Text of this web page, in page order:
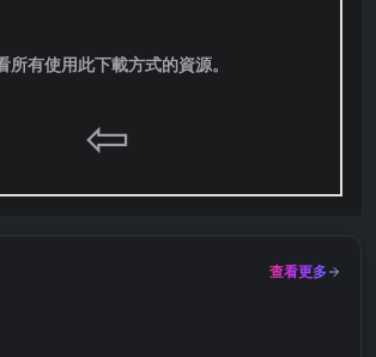
所有使用此下載方式的資源。
⇦
查看更多